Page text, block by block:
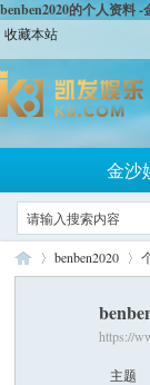
benben2020的个人资料
收藏本站
金沙
benben2020
https://
主题